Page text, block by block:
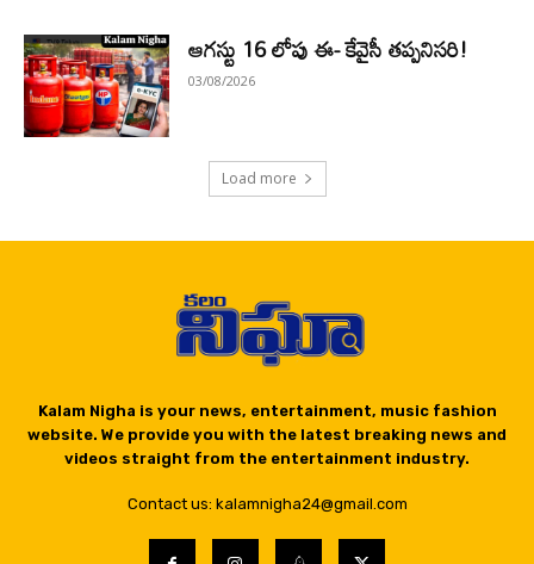
ఆగస్టు 16 లోపు ఈ- కేవైసీ తప్పనిసరి!
03/08/2026
Load more
Kalam Nigha is your news, entertainment, music fashion
website. We provide you with the latest breaking news and
videos straight from the entertainment industry.
Contact us: kalamnigha24@gmail.com